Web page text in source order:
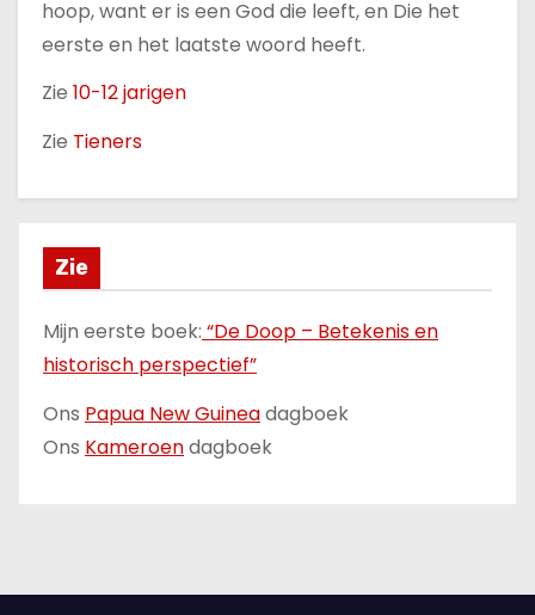
hoop, want er is een God die leeft, en Die het
eerste en het laatste woord heeft.
Zie 10-12 jarigen
Zie Tieners
Zie
Mijn eerste boek: “De Doop – Betekenis en
historisch perspectief”
Ons Papua New Guineadagboek
Ons Kameroendagboek